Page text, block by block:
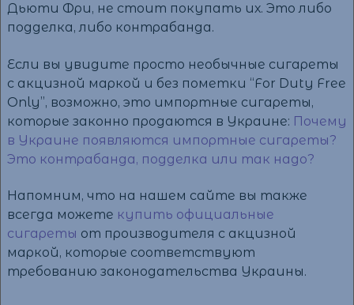
Дьюти Фри, не стоит покупать их. Это либо
подделка, либо контрабанда.
Если вы увидите просто необычные сигареты
с акцизной маркой и без пометки “For Duty Free
Only”, возможно, это импортные сигареты,
которые законно продаются в Украине: Почему
в Украине появляются импортные сигареты?
Это контрабанда, подделка или так надо?
Напомним, что на нашем сайте вы также
всегда можете купить официальные
сигареты от производителя с акцизной
маркой, которые соответствуют
требованию законодательства Украины.